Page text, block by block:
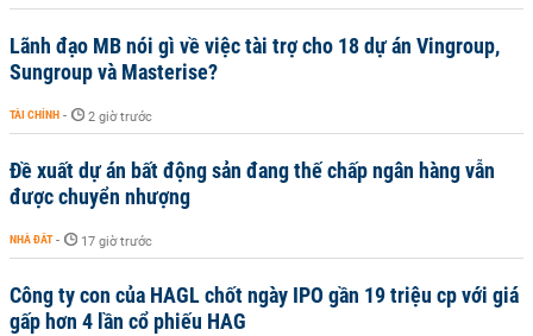
Lãnh đạo MB nói gì về việc tài trợ cho 18 dự án Vingroup,
Sungroup và Masterise?
TÀI CHÍNH - 2 giờ trước
Đề xuất dự án bất động sản đang thế chấp ngân hàng vẫn
được chuyển nhượng
NHÀ ĐẤT - 17 giờ trước
Công ty con của HAGL chốt ngày IPO gần 19 triệu cp với giá
gấp hơn 4 lần cổ phiếu HAG